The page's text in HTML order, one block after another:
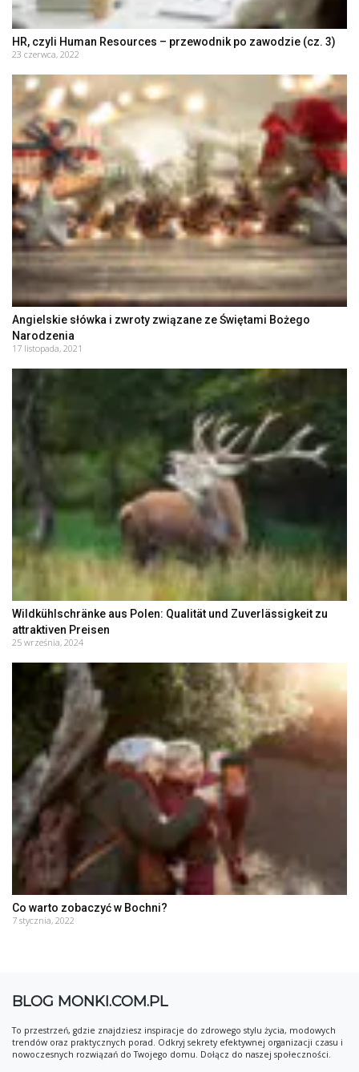
HR, czyli Human Resources – przewodnik po zawodzie (cz. 3)
23 czerwca, 2022
Angielskie słówka i zwroty związane ze Świętami Bożego
Narodzenia
17 listopada, 2021
Wildkühlschränke aus Polen: Qualität und Zuverlässigkeit zu
attraktiven Preisen
25 września, 2024
Co warto zobaczyć w Bochni?
7 stycznia, 2022
BLOG MONKI.COM.PL
To przestrzeń, gdzie znajdziesz inspiracje do zdrowego stylu życia, modowych
trendów oraz praktycznych porad. Odkryj sekrety efektywnej organizacji czasu i
nowoczesnych rozwiązań do Twojego domu. Dołącz do naszej społeczności.